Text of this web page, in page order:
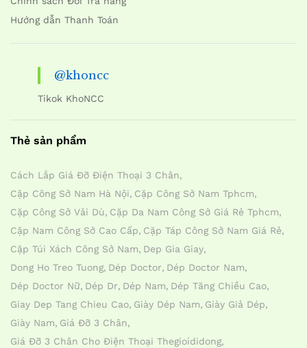
Hướng dẫn Thanh Toán
@khoncc
Tikok KhoNCC
Thẻ sản phẩm
Cách Lắp Giá Đỡ Điện Thoại 3 Chân
Cặp Công Sở Nam Hà Nội Cặp Công Sở Nam Tphcm
Cặp Công Sở Vải Dù Cặp Da Nam Công Sở Giá Rẻ Tphcm
Cặp Nam Công Sở Cao Cấp Cặp Táp Công Sở Nam Giá Rẻ
Cặp Túi Xách Công Sở Nam Dep Gia Giay
Dong Ho Treo Tuong Dép Doctor Dép Doctor Nam
Dép Doctor Nữ Dép Dr Dép Nam Dép Tăng Chiều Cao
Giay Dep Tang Chieu Cao Giày Dép Nam Giày Giả Dép
Giày Nam Giá Đỡ 3 Chân
Giá Đỡ 3 Chân Cho Điện Thoại Thegioididong